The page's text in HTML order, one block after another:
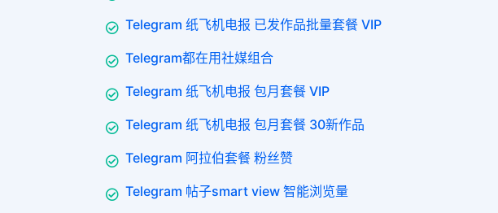
Telegram 纸飞机电报 已发作品批量套餐 VIP
Telegram都在用社媒组合
Telegram 纸飞机电报 包月套餐 VIP
Telegram 纸飞机电报 包月套餐 30新作品
Telegram 阿拉伯套餐 粉丝赞
Telegram 帖子smart view 智能浏览量